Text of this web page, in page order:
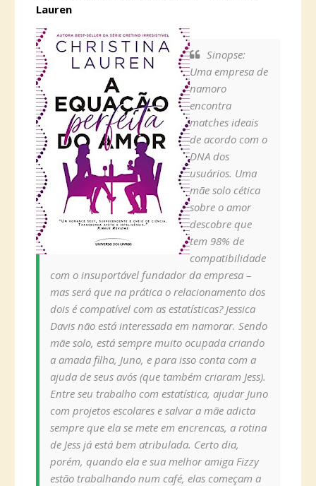
Lauren
Sinopse:
Uma empresa de
namoro
encontra
matches ideais
de acordo com o
DNA dos
usuários. Uma
mãe solo cética
sobre o amor
descobre que
tem 98% de
compatibilidade
com o insuportável fundador da empresa –
mas será que na prática o relacionamento dos
dois é compatível com as estatísticas? Jessica
Davis não está interessada em namorar. Sendo
mãe solo, está sempre muito ocupada criando
a amada filha, Juno, e para isso conta com a
ajuda de seus avós (que também criaram Jess).
Entre seu trabalho com estatística, ajudar Juno
com projetos escolares e salvar a mãe adicta
sempre que ela se mete em encrencas, a rotina
de Jess já está bem atribulada. Certo dia,
porém, quando ela e sua melhor amiga Fizzy
estão trabalhando num café, elas começam a